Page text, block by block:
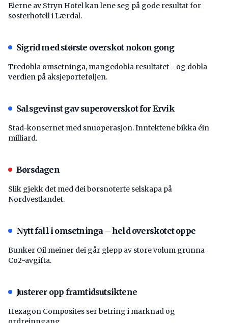
Eierne av Stryn Hotel kan lene seg på gode resultat for
søsterhotell i Lærdal.
Sigrid med største overskot nokon gong
Tredobla omsetninga, mangedobla resultatet - og dobla
verdien på aksjeporteføljen.
Salsgevinst gav superoverskot for Ervik
Stad-konsernet med snuoperasjon. Inntektene bikka éin
milliard.
Børsdagen
Slik gjekk det med dei børsnoterte selskapa på
Nordvestlandet.
Nytt fall i omsetninga – held overskotet oppe
Bunker Oil meiner dei går glepp av store volum grunna
Co2-avgifta.
Justerer opp framtidsutsiktene
Hexagon Composites ser betring i marknad og